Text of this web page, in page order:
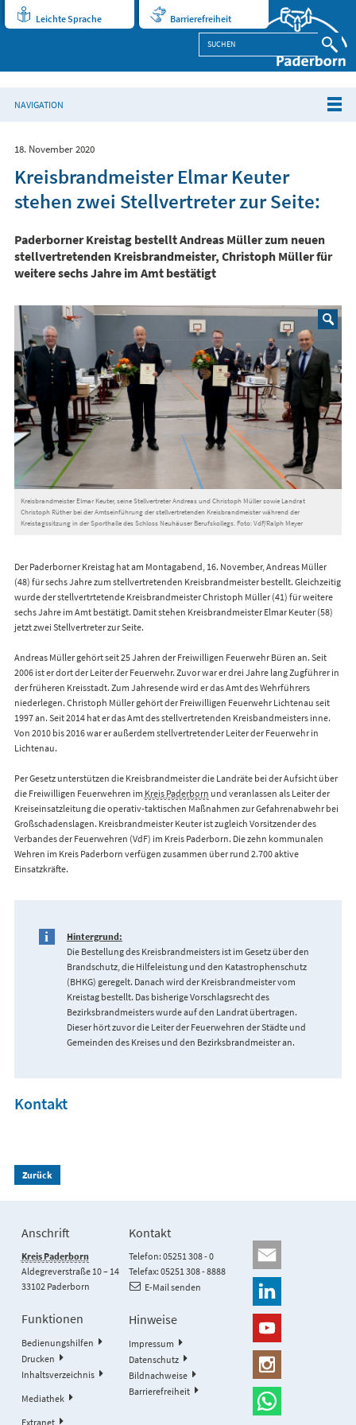
Leichte Sprache Barrierefreiheit
NAVIGATION
18. November 2020
Kreisbrandmeister Elmar Keuter
stehen zwei Stellvertreter zur Seite:
Paderborner Kreistag bestellt Andreas Müller zum neuen
stellvertretenden Kreisbrandmeister, Christoph Müller für
weitere sechs Jahre im Amt bestätigt
Kreisbrandmeister Elmar Keuter, seine Stellvertreter Andreas und Christoph Müller sowie Landrat
Christoph Rüther bei der Amtseinführung der stellvertretenden Kreisbrandmeister während der
Kreistagssitzung in der Sporthalle des Schloss Neuhäuser Berufskollegs. Foto: VdF/Ralph Meyer
Der Paderborner Kreistag hat am Montagabend, 16. November, Andreas Müller
(48) für sechs Jahre zum stellvertretenden Kreisbrandmeister bestellt. Gleichzeitig
wurde der stellvertrtetende Kreisbrandmeister Christoph Müller (41) für weitere
sechs Jahre im Amt bestätigt. Damit stehen Kreisbrandmeister Elmar Keuter (58)
jetzt zwei Stellvertreter zur Seite.
Andreas Müller gehört seit 25 Jahren der Freiwilligen Feuerwehr Büren an. Seit
2006 ist er dort der Leiter der Feuerwehr. Zuvor war er drei Jahre lang Zugführer in
der früheren Kreisstadt. Zum Jahresende wird er das Amt des Wehrführers
niederlegen. Christoph Müller gehört der Freiwilligen Feuerwehr Lichtenau seit
1997 an. Seit 2014 hat er das Amt des stellvertretenden Kreisbandmeisters inne.
Von 2010 bis 2016 war er außerdem stellvertretender Leiter der Feuerwehr in
Lichtenau.
Per Gesetz unterstützen die Kreisbrandmeister die Landräte bei der Aufsicht über
die Freiwilligen Feuerwehren im Kreis Paderborn und veranlassen als Leiter der
Kreiseinsatzleitung die operativ-taktischen Maßnahmen zur Gefahrenabwehr bei
Großschadenslagen. Kreisbrandmeister Keuter ist zugleich Vorsitzender des
Verbandes der Feuerwehren (VdF) im Kreis Paderborn. Die zehn kommunalen
Wehren im Kreis Paderborn verfügen zusammen über rund 2.700 aktive
Einsatzkräfte.
Hintergrund:
Die Bestellung des Kreisbrandmeisters ist im Gesetz über den
Brandschutz, die Hilfeleistung und den Katastrophenschutz
(BHKG) geregelt. Danach wird der Kreisbrandmeister vom
Kreistag bestellt. Das bisherige Vorschlagsrecht des
Bezirksbrandmeisters wurde auf den Landrat übertragen.
Dieser hört zuvor die Leiter der Feuerwehren der Städte und
Gemeinden des Kreises und den Bezirksbrandmeister an.
Kontakt
Zurück
Anschrift
Kreis Paderborn
Aldegreverstraße 10 – 14
33102 Paderborn
Kontakt
Telefon: 05251 308 - 0
Telefax: 05251 308 - 8888
E-Mail senden
Funktionen
Bedienungshilfen
Drucken
Inhaltsverzeichnis
Mediathek
Extranet
Hinweise
Impressum
Datenschutz
Bildnachweise
Barrierefreiheit